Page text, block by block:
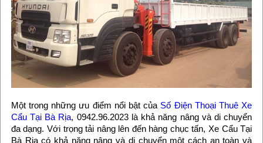
Một trong những ưu điểm nổi bật của Số Điện Thoại Thuê Xe
Cẩu Tại Bà Rịa, 0942.96.2023 là khả năng nâng và di chuyển
đa dạng. Với trọng tải nâng lên đến hàng chục tấn, Xe Cẩu Tại
Bà Rịa có khả năng nâng và di chuyển một cách an toàn và